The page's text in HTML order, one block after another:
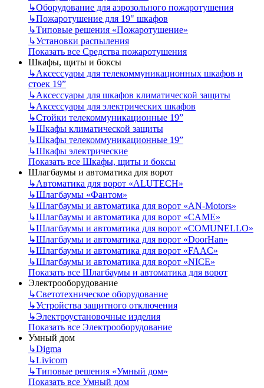
↳Оборудование для аэрозольного пожаротушения
↳Пожаротушение для 19" шкафов
↳Типовые решения «Пожаротушение»
↳Установки распыления
Показать все Средства пожаротушения
Шкафы, щиты и боксы
↳Аксессуары для телекоммуникационных шкафов и
стоек 19”
↳Аксессуары для шкафов климатической защиты
↳Аксессуары для электрических шкафов
↳Стойки телекоммуникационные 19”
↳Шкафы климатической защиты
↳Шкафы телекоммуникационные 19”
↳Шкафы электрические
Показать все Шкафы, щиты и боксы
Шлагбаумы и автоматика для ворот
↳Автоматика для ворот «ALUTECH»
↳Шлагбаумы «Фантом»
↳Шлагбаумы и автоматика для ворот «AN-Motors»
↳Шлагбаумы и автоматика для ворот «CAME»
↳Шлагбаумы и автоматика для ворот «COMUNELLO»
↳Шлагбаумы и автоматика для ворот «DoorHan»
↳Шлагбаумы и автоматика для ворот «FAAC»
↳Шлагбаумы и автоматика для ворот «NICE»
Показать все Шлагбаумы и автоматика для ворот
Электрооборудование
↳Светотехническое оборудование
↳Устройства защитного отключения
↳Электроустановочные изделия
Показать все Электрооборудование
Умный дом
↳Digma
↳Livicom
↳Типовые решения «Умный дом»
Показать все Умный дом